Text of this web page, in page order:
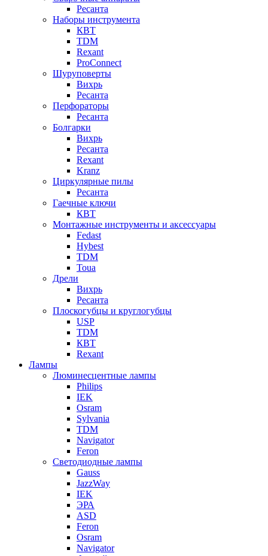
Ресанта
Наборы инструмента
КВТ
TDM
Rexant
ProConnect
Шуруповерты
Вихрь
Ресанта
Перфораторы
Ресанта
Болгарки
Вихрь
Ресанта
Rexant
Kranz
Циркулярные пилы
Ресанта
Гаечные ключи
КВТ
Монтажные инструменты и аксессуары
Fedast
Hybest
TDM
Toua
Дрели
Вихрь
Ресанта
Плоскогубцы и круглогубцы
USP
TDM
КВТ
Rexant
Лампы
Люминесцентные лампы
Philips
IEK
Osram
Sylvania
TDM
Navigator
Feron
Светодиодные лампы
Gauss
JazzWay
IEK
ЭРА
ASD
Feron
Osram
Navigator